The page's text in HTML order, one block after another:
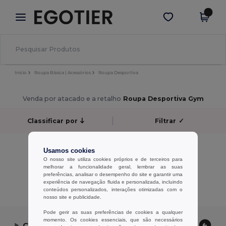
× App Egotier
Melhores preços na app!
Obter app
Início Roupa Básica | Acessórios Roupa Desportiva
Venda por atacado e a retalho Roupa Desportiva Gym
Classificar por Filtrar ✓
Sem resultados.
Sem resultados.
Exibindo Todos Os Produtos.
Usamos cookies
O nosso site utiliza cookies próprios e de terceiros para
melhorar a funcionalidade geral, lembrar as suas
preferências, analisar o desempenho do site e garantir uma
experiência de navegação fluida e personalizada, incluindo
conteúdos personalizados, interações otimizadas com o
nosso site e publicidade.
Pode gerir as suas preferências de cookies a qualquer
momento. Os cookies essenciais, que são necessários